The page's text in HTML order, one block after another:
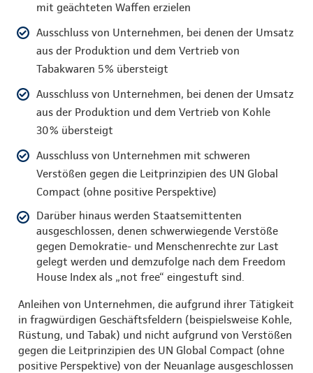
mit geächteten Waffen erzielen
Ausschluss von Unternehmen, bei denen der Umsatz
aus der Produktion und dem Vertrieb von
Tabakwaren 5% übersteigt
Ausschluss von Unternehmen, bei denen der Umsatz
aus der Produktion und dem Vertrieb von Kohle
30% übersteigt
Ausschluss von Unternehmen mit schweren
Verstößen gegen die Leitprinzipien des UN Global
Compact (ohne positive Perspektive)
Darüber hinaus werden Staatsemittenten
ausgeschlossen, denen schwerwiegende Verstöße
gegen Demokratie- und Menschenrechte zur Last
gelegt werden und demzufolge nach dem Freedom
House Index als „not free“ eingestuft sind.
Anleihen von Unternehmen, die aufgrund ihrer Tätigkeit
in fragwürdigen Geschäftsfeldern (beispielsweise Kohle,
Rüstung, und Tabak) und nicht aufgrund von Verstößen
gegen die Leitprinzipien des UN Global Compact (ohne
positive Perspektive) von der Neuanlage ausgeschlossen